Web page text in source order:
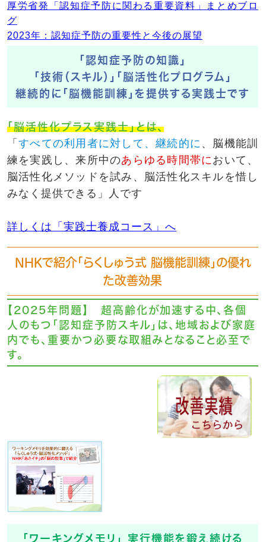
厚労省発「認知症予防に関わる重要資料」まとめブロ
グ
2023年：認知症予防の重要性と今後の展望
「認知症予防の知識」
「技術（スキル）」「脳活性化プログラム」
継続的に「脳機能訓練」を提供する実践士です
「脳活性化プラス実践士」とは、
「すべての利用者に対して、継続的に 、脳機能訓
練を実践し、来所中のあらゆる時間帯において、
脳活性化メソッドを試み、脳活性化スキルを惜し
みなく提供できる」人です
詳しくは「実践士養成コース」へ
NHKで紹介「らくしゅう式 脳機能訓練」の優れ
た改善効果
【2025年問題】 超高齢化が加速する中、各個
人のもつ「認知症予防スキル」は、地域および家庭
内でも、重要かつ必要な取組みとなること必至で
す。
「ワーキングメモリ」 実行機能を鍛え続ける